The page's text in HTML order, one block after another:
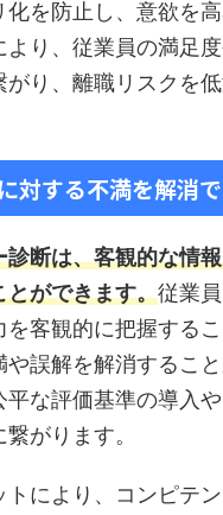
化を防止し、意欲を
より、従業員の満足
がり、離職リスクを
対する不満を解消
診断は、客観的な情
とができます。従業
を客観的に把握する
誤解を解消すること
平な評価基準の導入
がります。
トにより、コンピテ